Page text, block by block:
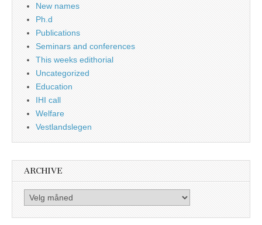
New names
Ph.d
Publications
Seminars and conferences
This weeks edithorial
Uncategorized
Education
IHI call
Welfare
Vestlandslegen
ARCHIVE
Archive